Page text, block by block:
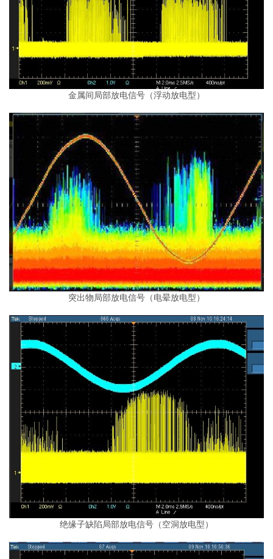
金属间局部放电信号（浮动放电型）
突出物局部放电信号（电晕放电型）
绝缘子缺陷局部放电信号（空洞放电型）